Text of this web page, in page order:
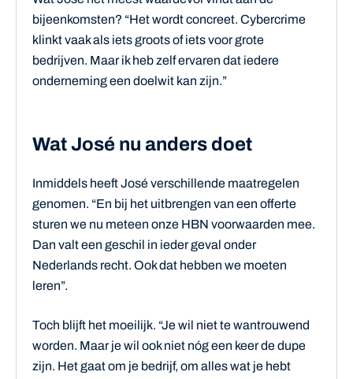
bijeenkomsten? “Het wordt concreet. Cybercrime
klinkt vaak als iets groots of iets voor grote
bedrijven. Maar ik heb zelf ervaren dat iedere
onderneming een doelwit kan zijn.”
Wat José nu anders doet
Inmiddels heeft José verschillende maatregelen
genomen. “En bij het uitbrengen van een offerte
sturen we nu meteen onze HBN voorwaarden mee.
Dan valt een geschil in ieder geval onder
Nederlands recht. Ook dat hebben we moeten
leren”.
Toch blijft het moeilijk. “Je wil niet te wantrouwend
worden. Maar je wil ook niet nóg een keer de dupe
zijn. Het gaat om je bedrijf, om alles wat je hebt